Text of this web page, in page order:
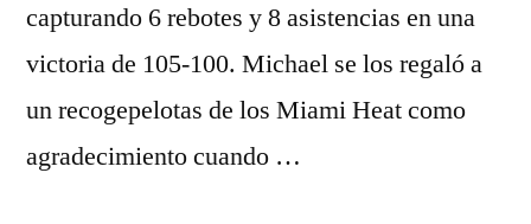
capturando 6 rebotes y 8 asistencias en una
victoria de 105-100. Michael se los regaló a
un recogepelotas de los Miami Heat como
agradecimiento cuando …